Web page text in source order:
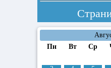
Пн
Вт Ср